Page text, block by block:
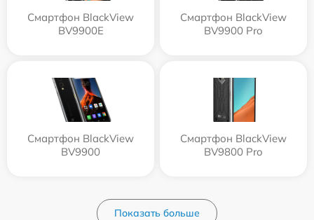
Смартфон BlackView
BV9900E
Смартфон BlackView
BV9900 Pro
Смартфон BlackView
BV9900
Смартфон BlackView
BV9800 Pro
Показать больше